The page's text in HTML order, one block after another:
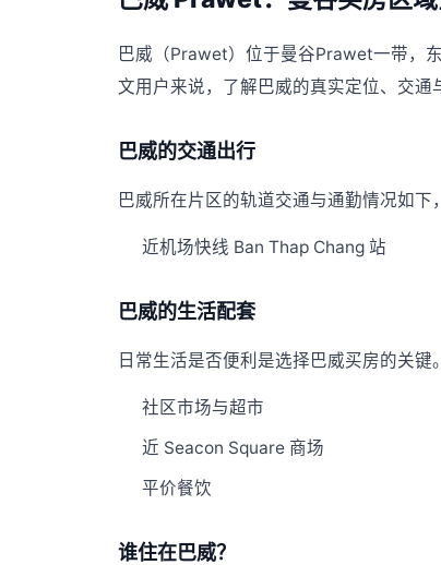
巴威（Prawet）位于曼谷Prawet一带，
文用户来说，了解巴威的真实定位、交通
巴威的交通出行
巴威所在片区的轨道交通与通勤情况如下
近机场快线 Ban Thap Chang 站
巴威的生活配套
日常生活是否便利是选择巴威买房的关键
社区市场与超市
近 Seacon Square 商场
平价餐饮
谁住在巴威？